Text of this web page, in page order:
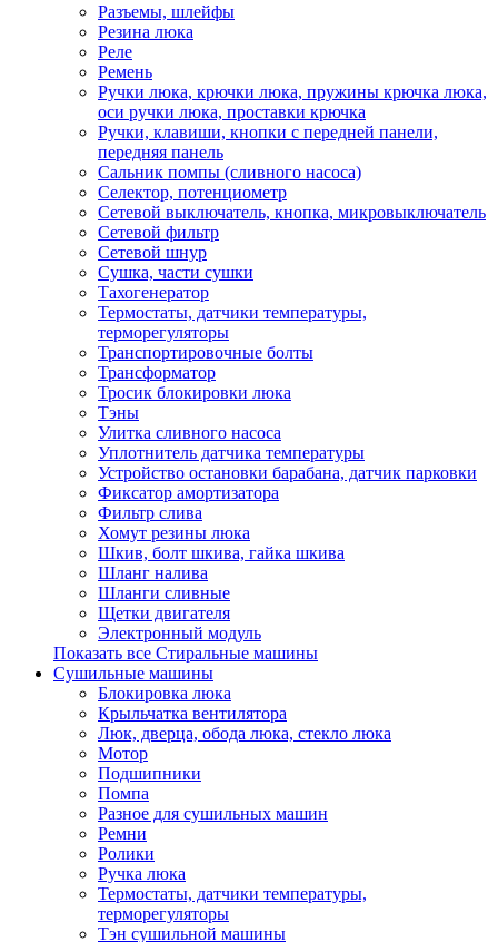
Разъемы, шлейфы
Резина люка
Реле
Ремень
Ручки люка, крючки люка, пружины крючка люка,
оси ручки люка, проставки крючка
Ручки, клавиши, кнопки с передней панели,
передняя панель
Сальник помпы (сливного насоса)
Селектор, потенциометр
Сетевой выключатель, кнопка, микровыключатель
Сетевой фильтр
Сетевой шнур
Сушка, части сушки
Тахогенератор
Термостаты, датчики температуры,
терморегуляторы
Транспортировочные болты
Трансформатор
Тросик блокировки люка
Тэны
Улитка сливного насоса
Уплотнитель датчика температуры
Устройство остановки барабана, датчик парковки
Фиксатор амортизатора
Фильтр слива
Хомут резины люка
Шкив, болт шкива, гайка шкива
Шланг налива
Шланги сливные
Щетки двигателя
Электронный модуль
Показать все Стиральные машины
Сушильные машины
Блокировка люка
Крыльчатка вентилятора
Люк, дверца, обода люка, стекло люка
Мотор
Подшипники
Помпа
Разное для сушильных машин
Ремни
Ролики
Ручка люка
Термостаты, датчики температуры,
терморегуляторы
Тэн сушильной машины